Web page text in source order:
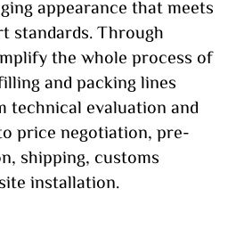
appearance that meets
standards. Through
the whole process of
and packing lines
technical evaluation and
price negotiation, pre-
shipping, customs
installation.